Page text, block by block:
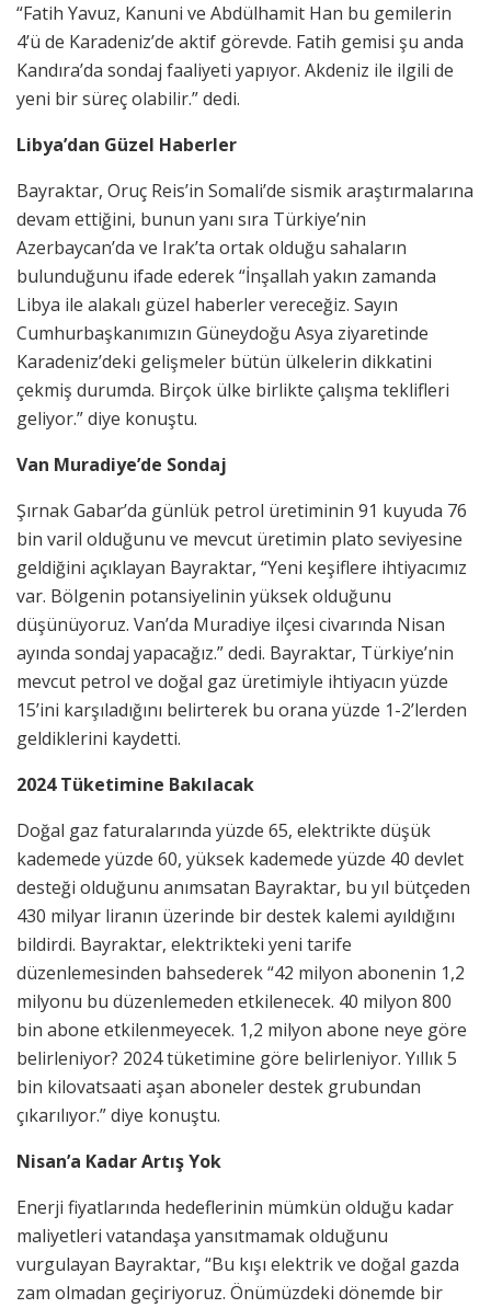
“Fatih Yavuz, Kanuni ve Abdülhamit Han bu gemilerin
4’ü de Karadeniz’de aktif görevde. Fatih gemisi şu anda
Kandıra’da sondaj faaliyeti yapıyor. Akdeniz ile ilgili de
yeni bir süreç olabilir.” dedi.
Libya’dan Güzel Haberler
Bayraktar, Oruç Reis’in Somali’de sismik araştırmalarına
devam ettiğini, bunun yanı sıra Türkiye’nin
Azerbaycan’da ve Irak’ta ortak olduğu sahaların
bulunduğunu ifade ederek “İnşallah yakın zamanda
Libya ile alakalı güzel haberler vereceğiz. Sayın
Cumhurbaşkanımızın Güneydoğu Asya ziyaretinde
Karadeniz’deki gelişmeler bütün ülkelerin dikkatini
çekmiş durumda. Birçok ülke birlikte çalışma teklifleri
geliyor.” diye konuştu.
Van Muradiye’de Sondaj
Şırnak Gabar’da günlük petrol üretiminin 91 kuyuda 76
bin varil olduğunu ve mevcut üretimin plato seviyesine
geldiğini açıklayan Bayraktar, “Yeni keşiflere ihtiyacımız
var. Bölgenin potansiyelinin yüksek olduğunu
düşünüyoruz. Van’da Muradiye ilçesi civarında Nisan
ayında sondaj yapacağız.” dedi. Bayraktar, Türkiye’nin
mevcut petrol ve doğal gaz üretimiyle ihtiyacın yüzde
15’ini karşıladığını belirterek bu orana yüzde 1-2’lerden
geldiklerini kaydetti.
2024 Tüketimine Bakılacak
Doğal gaz faturalarında yüzde 65, elektrikte düşük
kademede yüzde 60, yüksek kademede yüzde 40 devlet
desteği olduğunu anımsatan Bayraktar, bu yıl bütçeden
430 milyar liranın üzerinde bir destek kalemi ayıldığını
bildirdi. Bayraktar, elektrikteki yeni tarife
düzenlemesinden bahsederek “42 milyon abonenin 1,2
milyonu bu düzenlemeden etkilenecek. 40 milyon 800
bin abone etkilenmeyecek. 1,2 milyon abone neye göre
belirleniyor? 2024 tüketimine göre belirleniyor. Yıllık 5
bin kilovatsaati aşan aboneler destek grubundan
çıkarılıyor.” diye konuştu.
Nisan’a Kadar Artış Yok
Enerji fiyatlarında hedeflerinin mümkün olduğu kadar
maliyetleri vatandaşa yansıtmamak olduğunu
vurgulayan Bayraktar, “Bu kışı elektrik ve doğal gazda
zam olmadan geçiriyoruz. Önümüzdeki dönemde bir